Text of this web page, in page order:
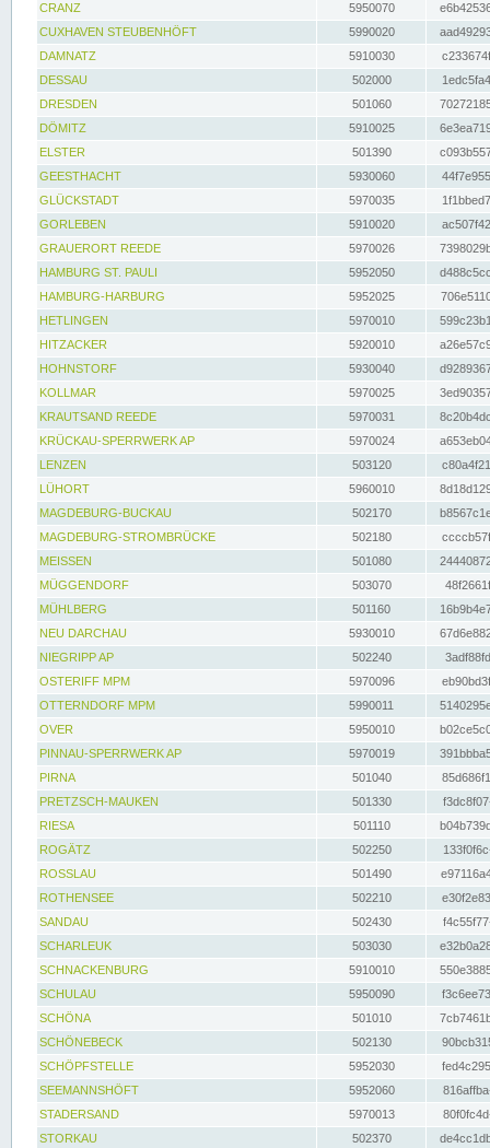
CRANZ
5950070
CUXHAVEN STEUBENHÖFT
5990020
DAMNATZ
5910030
DESSAU
502000
DRESDEN
501060
DÖMITZ
5910025
ELSTER
501390
GEESTHACHT
5930060
GLÜCKSTADT
5970035
GORLEBEN
5910020
GRAUERORT REEDE
5970026
HAMBURG ST. PAULI
5952050
HAMBURG-HARBURG
5952025
HETLINGEN
5970010
HITZACKER
5920010
HOHNSTORF
5930040
KOLLMAR
5970025
KRAUTSAND REEDE
5970031
KRÜCKAU-SPERRWERK AP
5970024
LENZEN
503120
LÜHORT
5960010
MAGDEBURG-BUCKAU
502170
MAGDEBURG-STROMBRÜCKE
502180
MEISSEN
501080
MÜGGENDORF
503070
MÜHLBERG
501160
NEU DARCHAU
5930010
NIEGRIPP AP
502240
OSTERIFF MPM
5970096
OTTERNDORF MPM
5990011
OVER
5950010
PINNAU-SPERRWERK AP
5970019
PIRNA
501040
PRETZSCH-MAUKEN
501330
RIESA
501110
ROGÄTZ
502250
ROSSLAU
501490
ROTHENSEE
502210
SANDAU
502430
SCHARLEUK
503030
SCHNACKENBURG
5910010
SCHULAU
5950090
SCHÖNA
501010
SCHÖNEBECK
502130
SCHÖPFSTELLE
5952030
SEEMANNSHÖFT
5952060
STADERSAND
5970013
STORKAU
502370